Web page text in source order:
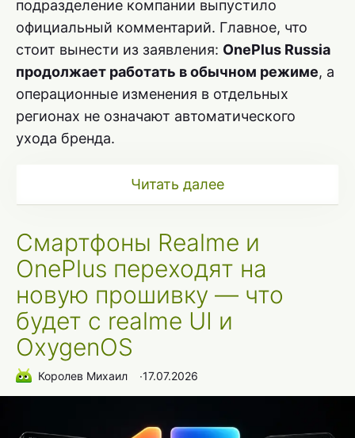
подразделение компании выпустило
официальный комментарий. Главное, что
стоит вынести из заявления: OnePlus Russia
продолжает работать в обычном режиме, а
операционные изменения в отдельных
регионах не означают автоматического
ухода бренда.
Читать далее
Смартфоны Realme и
OnePlus переходят на
новую прошивку — что
будет с realme UI и
OxygenOS
Королев Михаил ∙17.07.2026